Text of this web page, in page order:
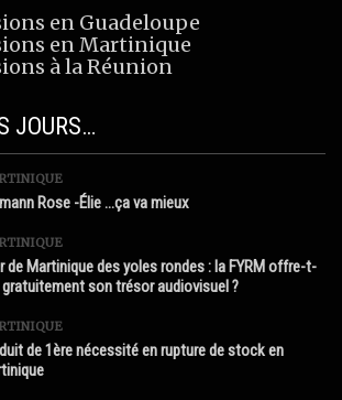
en Guadeloupe
en Martinique
à la Réunion
JOURS…
Rose -Élie …ça va mieux
de Martinique des yoles rondes : la FYRM offre-t-
son trésor audiovisuel ?
de 1ère nécessité en rupture de stock en